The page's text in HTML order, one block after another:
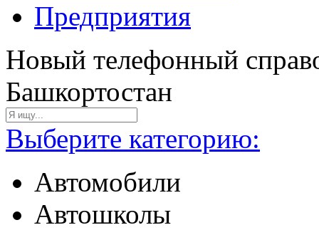
Предприятия
Новый телефонный
Башкортостан
Выберите категорию:
Автомобили
Автошколы